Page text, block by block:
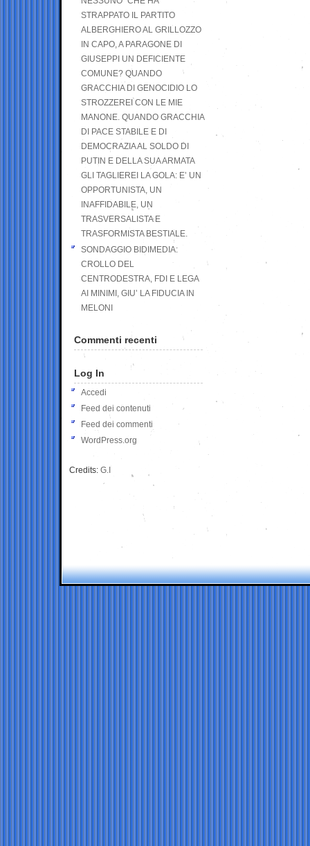
STRAPPATO IL PARTITO
ALBERGHIERO AL GRILLOZZO
IN CAPO, A PARAGONE DI
GIUSEPPI UN DEFICIENTE
COMUNE? QUANDO
GRACCHIA DI GENOCIDIO LO
STROZZEREI CON LE MIE
MANONE. QUANDO GRACCHIA
DI PACE STABILE E DI
DEMOCRAZIA AL SOLDO DI
PUTIN E DELLA SUA ARMATA
GLI TAGLIEREI LA GOLA: E’ UN
OPPORTUNISTA, UN
INAFFIDABILE, UN
TRASVERSALISTA E
TRASFORMISTA BESTIALE.
SONDAGGIO BIDIMEDIA:
CROLLO DEL
CENTRODESTRA, FDI E LEGA
AI MINIMI, GIU’ LA FIDUCIA IN
MELONI
Commenti recenti
Log In
Accedi
Feed dei contenuti
Feed dei commenti
WordPress.org
Credits: G.I